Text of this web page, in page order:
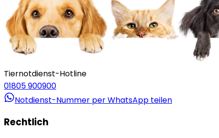
Tiernotdienst-Hotline
01805 900900
Notdienst-Nummer per WhatsApp teilen
Rechtlich